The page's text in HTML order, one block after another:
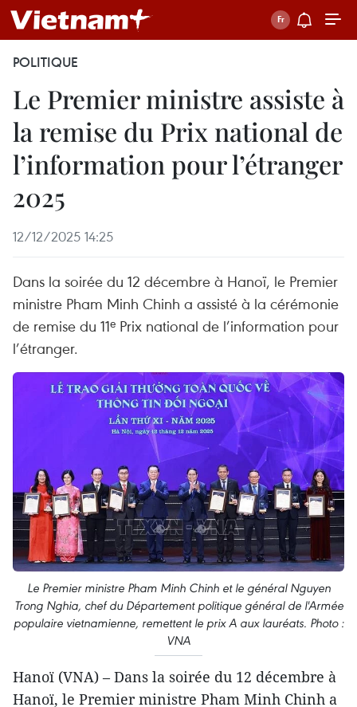
POLITIQUE
Le Premier ministre assiste à
la remise du Prix national de
l’information pour l’étranger
2025
12/12/2025 14:25
Dans la soirée du 12 décembre à Hanoï, le Premier
ministre Pham Minh Chinh a assisté à la cérémonie
de remise du 11ᵉ Prix national de l’information pour
l’étranger.
Le Premier ministre Pham Minh Chinh et le général Nguyen
Trong Nghia, chef du Département politique général de l'Armée
populaire vietnamienne, remettent le prix A aux lauréats. Photo :
VNA
Hanoï (VNA) – Dans la soirée du 12 décembre à
Hanoï, le Premier ministre Pham Minh Chinh a